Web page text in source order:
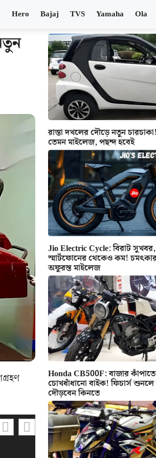
Hero Bajaj TVS Yamaha Ola
রাস্তা দখলের দৌড়ে নতুন
তেমন মাইলেজ, পছন্দ হবেই
Jio Electric Cycle: বিরাট
স্মার্টফোনের থেকেও কম!
অফুরন্ত মাইলেজ
Honda CB500F: বাজার
চোখধাঁধানো বাইক! ফিচার্স
দৌড়বেন কিনতে